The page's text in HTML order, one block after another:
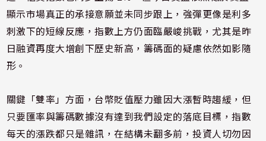
顯示市場真正的承接意願並未同步跟上，強彈更像是利多
刺激下的短線反應，指數上方仍面臨嚴峻挑戰，尤其是昨
日融資再度大增創下歷史新高，籌碼面的疑慮依然如影隨
形。
關鍵「雙率」方面，台幣貶值壓力雖因大漲暫時趨緩，但
只要匯率與籌碼數據沒有達到我們設定的落底目標，指數
每天的漲跌都只是雜訊，在結構未翻多前，投資人切勿因